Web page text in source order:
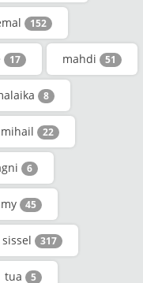
152
17 mahdi 51
8
mihail 22
6
45
sissel 317
tua 5